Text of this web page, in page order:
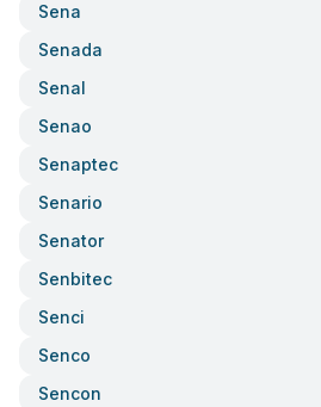
Sena
Senada
Senal
Senao
Senaptec
Senario
Senator
Senbitec
Senci
Senco
Sencon